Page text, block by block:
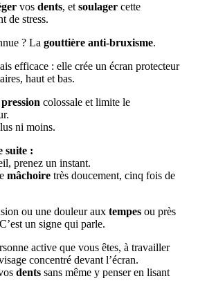
vos dents, etsoulager cette
de stress.
? La gouttière anti-bruxisme.
efficace : elle crée un écran protecteur
haut et bas.
pression colossale et limite le
ni moins.
suite :
prenez un instant.
mâchoire très doucement, cinq fois de
ou une douleur aux tempes ou près
un signe qui parle.
active que vous êtes, à travailler
concentré devant l’écran.
dents sans même y penser en lisant